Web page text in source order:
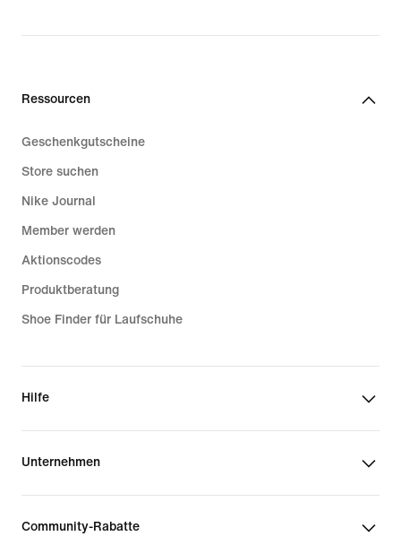
Ressourcen
Geschenkgutscheine
Store suchen
Nike Journal
Member werden
Aktionscodes
Produktberatung
Shoe Finder für Laufschuhe
Hilfe
Unternehmen
Community-Rabatte